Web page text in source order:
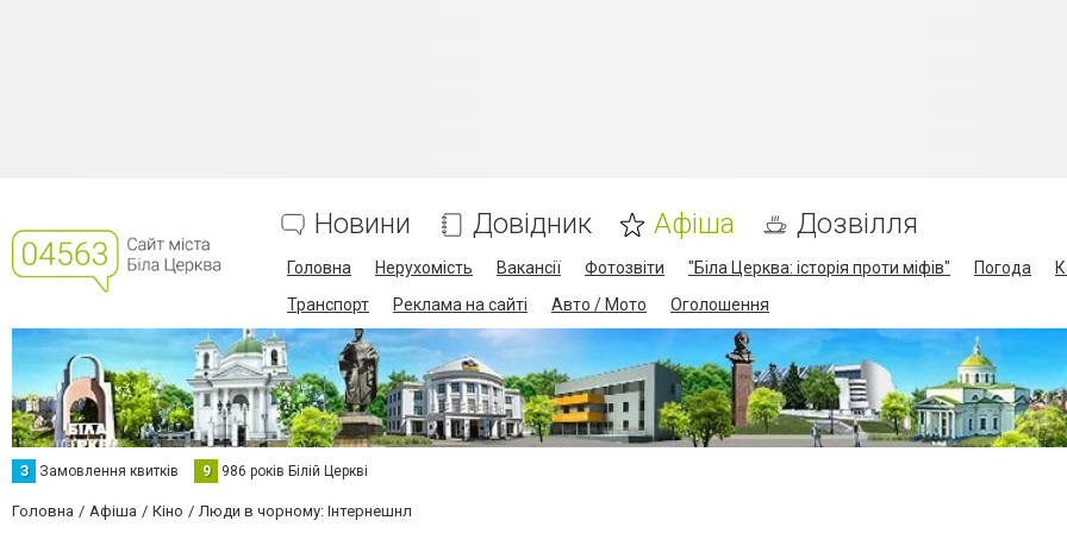
Новини Довідник Афіша Дозвілля
Головна Нерухомість Вакансії Фотозвіти "Біла Церква: історія проти міфів" Погода
Транспорт
Реклама на сайті Авто / Мото Оголошення
З Замовлення квитків 9 986 років Білій Церкві
Головна Афіша Кіно Люди в чорному: Інтернешнл